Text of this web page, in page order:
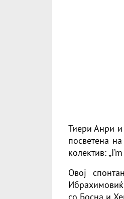
Тиери Анри
посветена
колектив:
Овој
со Босна и